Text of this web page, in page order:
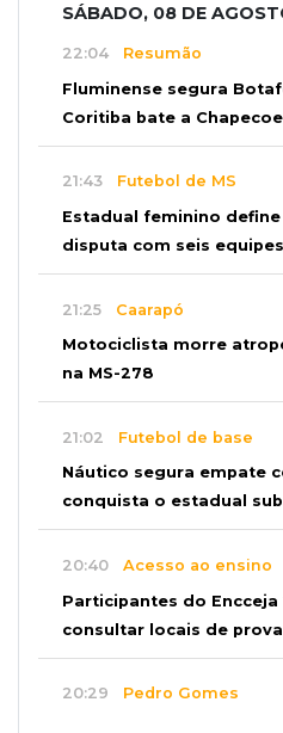
SÁBADO, 08 DE
22:04 Resumão
Fluminense segura
Coritiba bate a
21:43 Futebol de MS
Estadual feminino
disputa com seis equipes
21:25 Caarapó
Motociclista morre
na MS-278
21:02 Futebol de base
Náutico segura empate
conquista o estadual
20:40 Acesso ao ensino
Participantes do
consultar locais de prova
20:29 Pedro Gomes